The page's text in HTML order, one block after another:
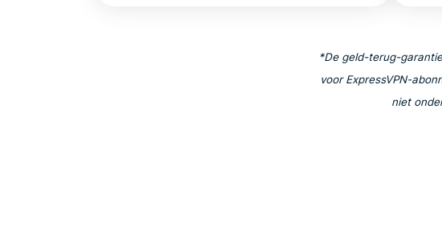
*De geld-terug-
voor ExpressVPN-
niet